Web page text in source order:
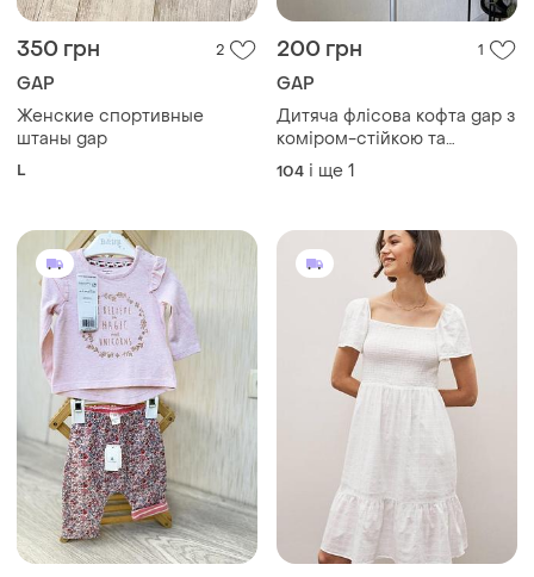
350 грн 2
GAP
Женские спортивные
штаны gap
L
200 грн 1
GAP
Дитяча флісова кофта gap з
коміром-стійкою та
короткою блискавкою
104 і ще 1